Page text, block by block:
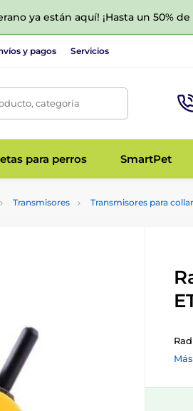
ya están aquí! ¡Hasta un 50%
y pagos Servicios
categoría
para perros SmartPet
Transmisores Transmisores para